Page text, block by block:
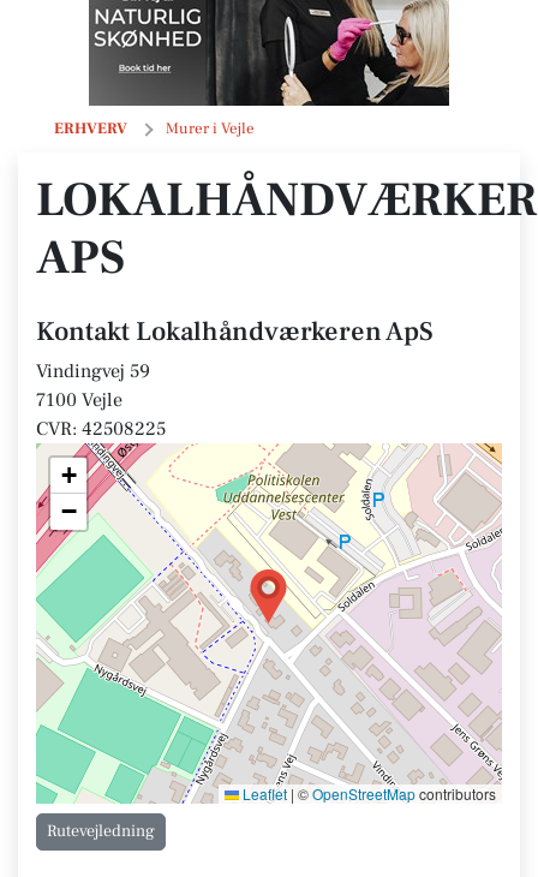
ERHVERV Murer i Vejle
Lokalhåndværkeren ApS
APS
Kontakt Lokalhåndværkeren ApS
Vindingvej 59
7100 Vejle
CVR: 42508225
+
−
Leaflet | ©OpenStreetMapcontributors
Rutevejledning